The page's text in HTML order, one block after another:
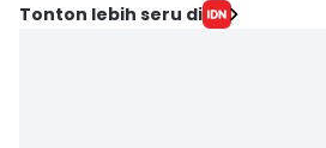
Tonton lebih seru di